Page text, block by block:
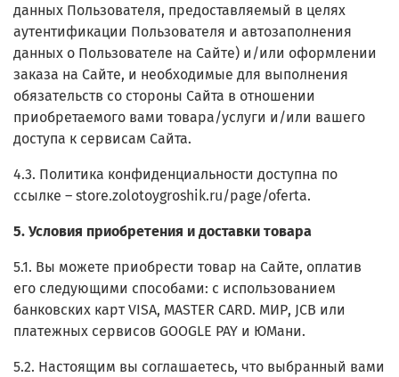
данных Пользователя, предоставляемый в целях
аутентификации Пользователя и автозаполнения
данных о Пользователе на Сайте) и/или оформлении
заказа на Сайте, и необходимые для выполнения
обязательств со стороны Сайта в отношении
приобретаемого вами товара/услуги и/или вашего
доступа к сервисам Сайта.
4.3. Политика конфиденциальности доступна по
ссылке – store.zolotoygroshik.ru/page/oferta.
5. Условия приобретения и доставки товара
5.1. Вы можете приобрести товар на Сайте, оплатив
его следующими способами: с использованием
банковских карт VISA, MASTER CARD. МИР, JCB или
платежных сервисов GOOGLE PAY и ЮМани.
5.2. Настоящим вы соглашаетесь, что выбранный вами